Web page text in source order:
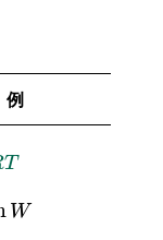
例
T
W